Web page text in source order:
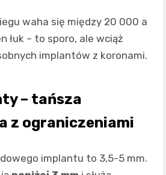
waha się między 20 000 a
łuk – to sporo, ale wciąż
implantów z koronami.
– tańsza
z ograniczeniami
implantu to 3,5-5 mm.